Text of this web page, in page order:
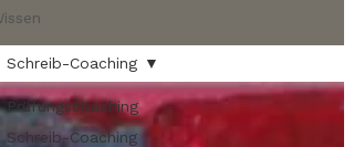
Prüfungscoaching
Schreib-Coaching
Schreib-Coaching